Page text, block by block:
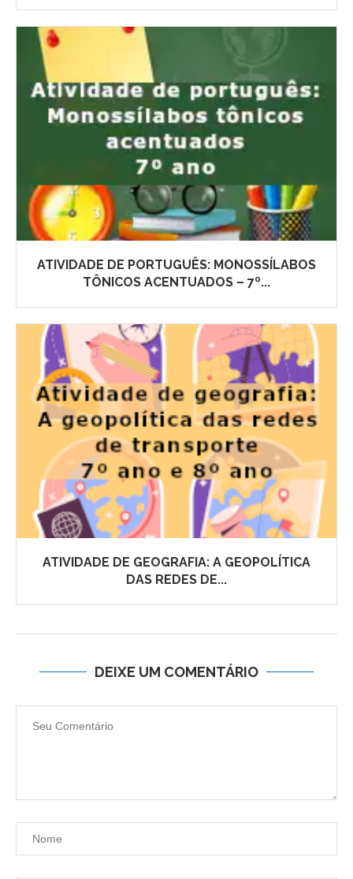
ATIVIDADE DE PORTUGUÊS: MONOSSÍLABOS
TÔNICOS ACENTUADOS – 7º...
ATIVIDADE DE GEOGRAFIA: A GEOPOLÍTICA
DAS REDES DE...
DEIXE UM COMENTÁRIO